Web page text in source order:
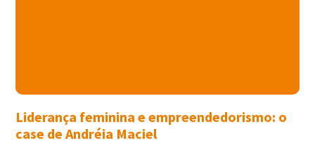
Liderança feminina e empreendedorismo: o
case de Andréia Maciel